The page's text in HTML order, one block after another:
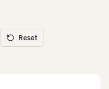
Reset